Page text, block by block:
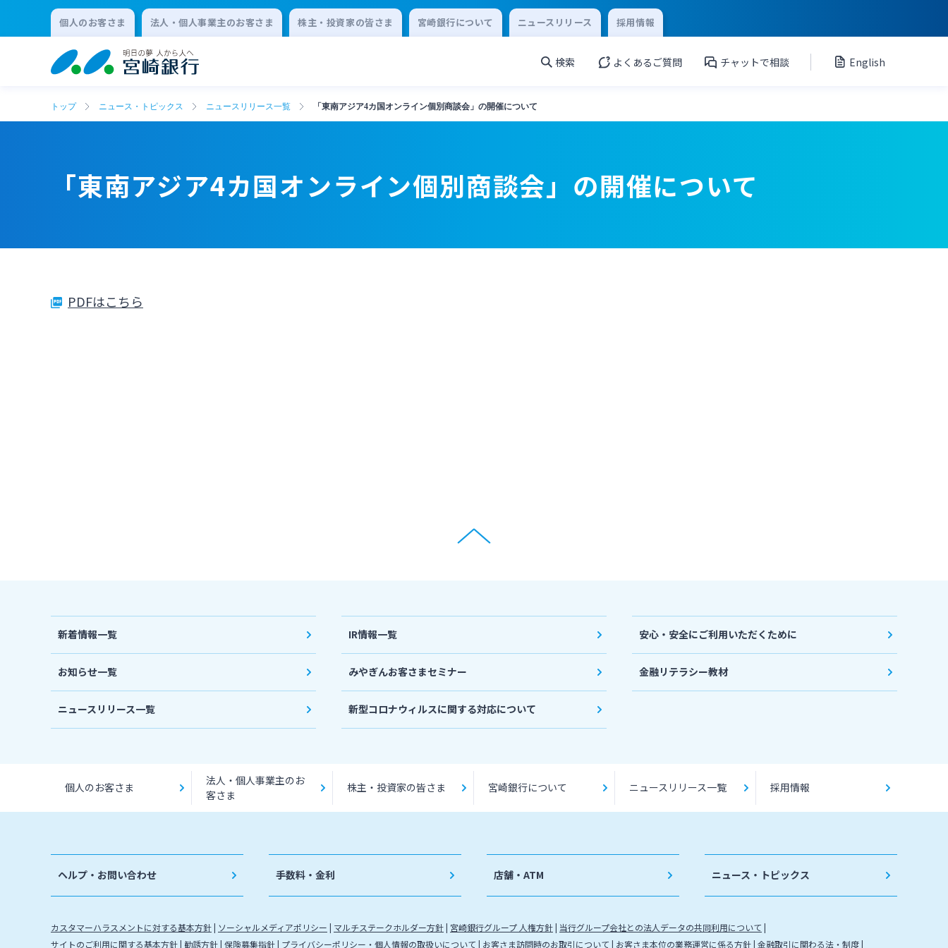
個人のお客さま 法人・個人事業主のお客さま 株主・投資家の皆さま 宮崎銀行について ニュースリリース 採用情報
検索 よくあるご質問 チャットで相談 English
トップ ニュース・トピックス ニュースリリース一覧 「東南アジア4カ国オンライン個別商談会」の開催について
「東南アジア4カ国オンライン個別商談会」の開催について
PDFはこちら
新着情報一覧
お知らせ一覧
ニュースリリース一覧
IR情報一覧
みやぎんお客さまセミナー
新型コロナウィルスに関する対応について
安心・安全にご利用いただくために
金融リテラシー教材
個人のお客さま
法人・個人事業主のお
客さま
株主・投資家の皆さま 宮崎銀行について ニュースリリース一覧 採用情報
ヘルプ・お問い合わせ 手数料・金利 店舗・ATM ニュース・トピックス
カスタマーハラスメントに対する基本方針 ソーシャルメディアポリシー マルチステークホルダー方針 宮崎銀行グループ 人権方針 当行グループ会社との法人データの共同利用について
サイトのご利用に関する基本方針 勧誘方針 保険募集指針 プライバシーポリシー・個人情報の取扱いについて お客さま訪問時のお取引について お客さま本位の業務運営に係る方針 金融取引に関わる法・制度